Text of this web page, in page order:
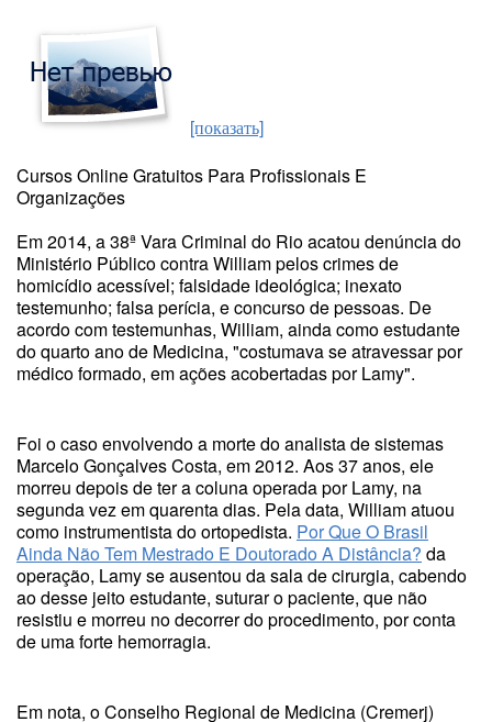
[показать]
Cursos Online Gratuitos Para Profissionais E
Organizações
Em 2014, a 38ª Vara Criminal do Rio acatou denúncia do
Ministério Público contra William pelos crimes de
homicídio acessível; falsidade ideológica; inexato
testemunho; falsa perícia, e concurso de pessoas. De
acordo com testemunhas, William, ainda como estudante
do quarto ano de Medicina, "costumava se atravessar por
médico formado, em ações acobertadas por Lamy".
Foi o caso envolvendo a morte do analista de sistemas
Marcelo Gonçalves Costa, em 2012. Aos 37 anos, ele
morreu depois de ter a coluna operada por Lamy, na
segunda vez em quarenta dias. Pela data, William atuou
como instrumentista do ortopedista. Por Que O Brasil
Ainda Não Tem Mestrado E Doutorado A Distância? da
operação, Lamy se ausentou da sala de cirurgia, cabendo
ao desse jeito estudante, suturar o paciente, que não
resistiu e morreu no decorrer do procedimento, por conta
de uma forte hemorragia.
Em nota, o Conselho Regional de Medicina (Cremerj)